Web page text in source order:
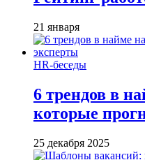
21 января
HR-беседы
6 трендов в
которые
25 декабря 2025